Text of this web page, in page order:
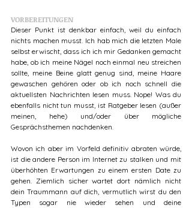
VORBEREITUNGEN
Dieser Punkt ist denkbar einfach, weil du einfach
nichts machen musst. Ich hab mich die letzten Male
selbst erwischt, dass ich ich mir Gedanken gemacht
habe, ob ich meine Nägel noch einmal neu streichen
sollte, meine Beine glatt genug sind, meine Haare
gewaschen gehören oder ob ich noch schnell die
aktuellsten Nachrichten lesen muss. Nope! Was du
ebenfalls nicht tun musst, ist Ratgeber lesen (außer
meinen, hehe) und/oder über mögliche
Gesprächsthemen nachdenken.
Wovon ich aber im Vorfeld definitiv abraten würde,
ist die andere Person im Internet zu stalken und mit
überhöhten Erwartungen zu einem ersten Date zu
gehen. Ziemlich sicher wartet dort nämlich nicht
dein Traummann auf dich, vermutlich wirst du den
Typen sogar nie wieder sehen und deine